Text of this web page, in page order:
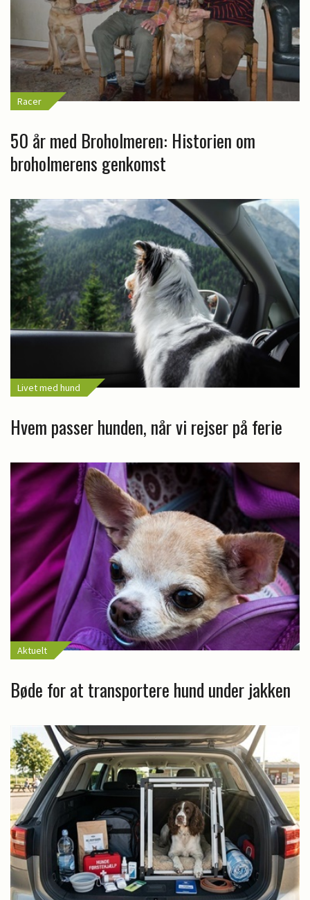
Racer
50 år med Broholmeren: Historien om
broholmerens genkomst
Livet med hund
Hvem passer hunden, når vi rejser på ferie
Aktuelt
Bøde for at transportere hund under jakken